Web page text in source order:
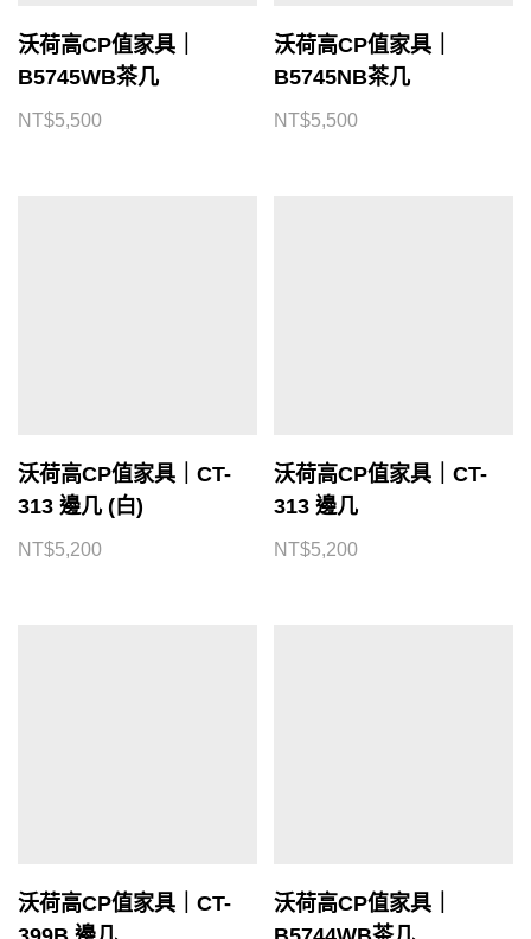
沃荷高CP值家具｜
B5745WB茶几
NT$5,500
沃荷高CP值家具｜
B5745NB茶几
NT$5,500
沃荷高CP值家具｜CT-
313 邊几 (白)
NT$5,200
沃荷高CP值家具｜CT-
313 邊几
NT$5,200
沃荷高CP值家具｜CT-
沃荷高CP值家具｜